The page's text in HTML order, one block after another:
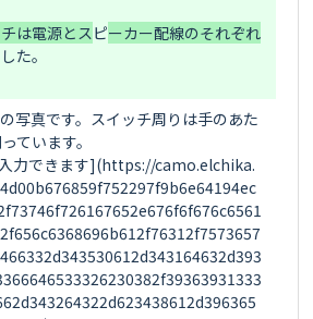
は電源とスピーカー配線のそれぞれ
写真です。スイッチ周りは手のあた
ています。
力できます](https://camo.elchika.